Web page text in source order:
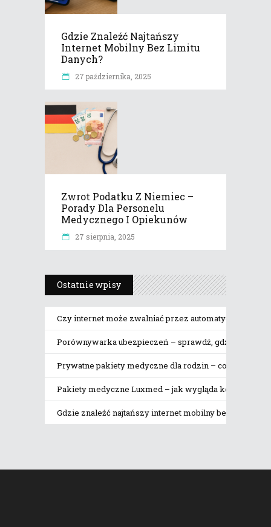
Gdzie Znaleźć Najtańszy
Internet Mobilny Bez Limitu
Danych?
27 października, 2025
Zwrot Podatku Z Niemiec –
Porady Dla Personelu
Medycznego I Opiekunów
27 sierpnia, 2025
Ostatnie wpisy
Czy internet może zwalniać przez automatyczne
Porównywarka ubezpieczeń – sprawdź, gdzie
Prywatne pakiety medyczne dla rodzin – co obejmują
Pakiety medyczne Luxmed – jak wygląda korzystanie
Gdzie znaleźć najtańszy internet mobilny bez limitu